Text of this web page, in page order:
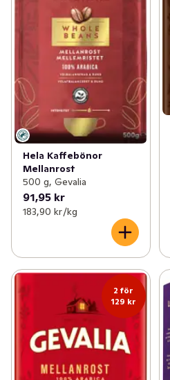
Hela Kaffebönor
Mellanrost
500 g, Gevalia
91,95 kr
183,90 kr /kg
2 för
129 kr